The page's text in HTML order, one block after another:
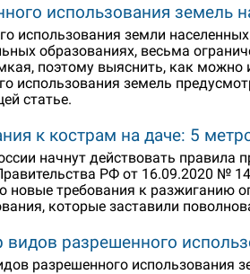
использования земель
использования земли
образованиях, весьма
поэтому выяснить, как можно
использования земель
статье.
к кострам на даче: 5
начнут действовать
РФ от 16.09.2020 №
новые требования к разжиганию
которые заставили
видов разрешенного
разрешенного использования